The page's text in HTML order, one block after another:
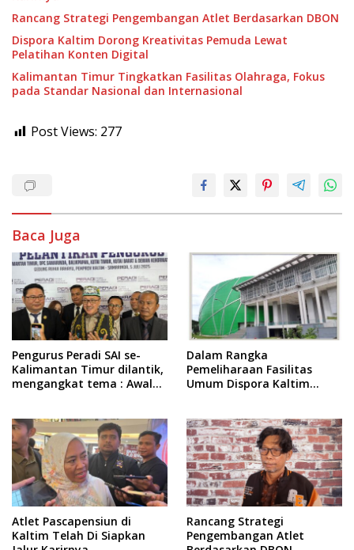
Rancang Strategi Pengembangan Atlet Berdasarkan DBON
Dispora Kaltim Dorong Kreativitas Pemuda Lewat
Pelatihan Konten Digital
Kalimantan Timur Tingkatkan Fasilitas Olahraga, Fokus
pada Standar Nasional dan Internasional
Post Views: 277
Baca Juga
Pengurus Peradi SAI se-
Kalimantan Timur dilantik,
mengangkat tema : Awal
Dalam Rangka
Pemeliharaan Fasilitas
Umum Dispora Kaltim
Atlet Pascapensiun di
Kaltim Telah Di Siapkan
Rancang Strategi
Pengembangan Atlet